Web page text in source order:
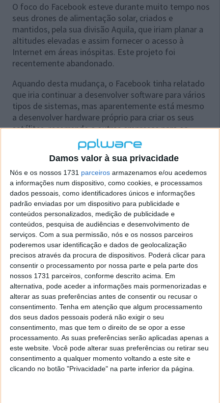
Damos valor à sua privacidade
Nós e os nossos 1731 parceiros armazenamos e/ou acedemos
a informações num dispositivo, como cookies, e processamos
dados pessoais, como identificadores únicos e informações
padrão enviadas por um dispositivo para publicidade e
conteúdos personalizados, medição de publicidade e
conteúdos, pesquisa de audiências e desenvolvimento de
serviços. Com a sua permissão, nós e os nossos parceiros
poderemos usar identificação e dados de geolocalização
precisos através da procura de dispositivos. Poderá clicar para
consentir o processamento por nossa parte e pela parte dos
nossos 1731 parceiros, conforme descrito acima. Em
alternativa, pode aceder a informações mais pormenorizadas e
alterar as suas preferências antes de consentir ou recusar o
consentimento. Tenha em atenção que algum processamento
dos seus dados pessoais poderá não exigir o seu
consentimento, mas que tem o direito de se opor a esse
processamento. As suas preferências serão aplicadas apenas a
este website. Você pode alterar suas preferências ou retirar seu
consentimento a qualquer momento voltando a este site e
clicando no botão "Privacidade" na parte inferior da página.
O foco do Facebook esteve durante muito tempo nos
seus drones de alimentação solar, criados e
mantidos, pela sua divisão Aquila, que iriam planar a
altitudes elevadas e assim fornecer o acesso à
Internet em áreas inóspitas. Este projeto foi
recentemente abandonado.
Aquando desta mudança, o Facebook tinha relatado
que iria continuar a desenvolver software para vários
tipos de sistemas, mas aparentemente está mesmo
a desenvolver hardware próprio para criar os seus
satélites, recorrendo a outras empresas para os
colocar em órbita.
Este parece ser o passo mais lógico para a tarefa a
que o Facebook se propõem. Depois da Google ter
avançado com o projeto Loon, e os seus balões
atmosféricos, estes satélites vão ser mais simples de
manter e de gerir, uma vez que os drones não eram
definitivos e requeiram que voltassem com
frequência ao solo.
|Fonte
Este artigo tem mais de um ano
Acompanhe o Pplware no Google Notícias
Proponha uma correção, faça uma sugestão